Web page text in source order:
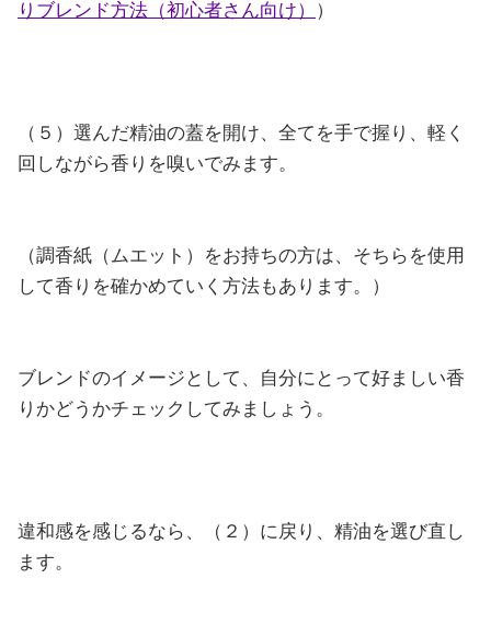
りブレンド方法（初心者さん向け） ）
（５）選んだ精油の蓋を開け、全てを手で握り、軽く
回しながら香りを嗅いでみます。
（調香紙（ムエット）をお持ちの方は、そちらを使用
して香りを確かめていく方法もあります。）
ブレンドのイメージとして、自分にとって好ましい香
りかどうかチェックしてみましょう。
違和感を感じるなら、（２）に戻り、精油を選び直し
ます。